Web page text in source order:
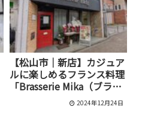
【松山市｜新店】カジュア
ルに楽しめるフランス料理
「Brasserie Mika（ブラッ
スリー・ミカ）」が11月
28日にオープン！
2024年12月24日